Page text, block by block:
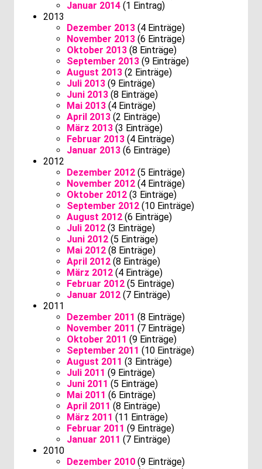
Januar 2014 (1 Eintrag)
2013
Dezember 2013 (4 Einträge)
November 2013 (6 Einträge)
Oktober 2013 (8 Einträge)
September 2013 (9 Einträge)
August 2013 (2 Einträge)
Juli 2013 (9 Einträge)
Juni 2013 (8 Einträge)
Mai 2013 (4 Einträge)
April 2013 (2 Einträge)
März 2013 (3 Einträge)
Februar 2013 (4 Einträge)
Januar 2013 (6 Einträge)
2012
Dezember 2012 (5 Einträge)
November 2012 (4 Einträge)
Oktober 2012 (3 Einträge)
September 2012 (10 Einträge)
August 2012 (6 Einträge)
Juli 2012 (3 Einträge)
Juni 2012 (5 Einträge)
Mai 2012 (8 Einträge)
April 2012 (8 Einträge)
März 2012 (4 Einträge)
Februar 2012 (5 Einträge)
Januar 2012 (7 Einträge)
2011
Dezember 2011 (8 Einträge)
November 2011 (7 Einträge)
Oktober 2011 (9 Einträge)
September 2011 (10 Einträge)
August 2011 (3 Einträge)
Juli 2011 (9 Einträge)
Juni 2011 (5 Einträge)
Mai 2011 (6 Einträge)
April 2011 (8 Einträge)
März 2011 (11 Einträge)
Februar 2011 (9 Einträge)
Januar 2011 (7 Einträge)
2010
Dezember 2010 (9 Einträge)